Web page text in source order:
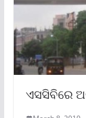
ଏସସିବିରେ